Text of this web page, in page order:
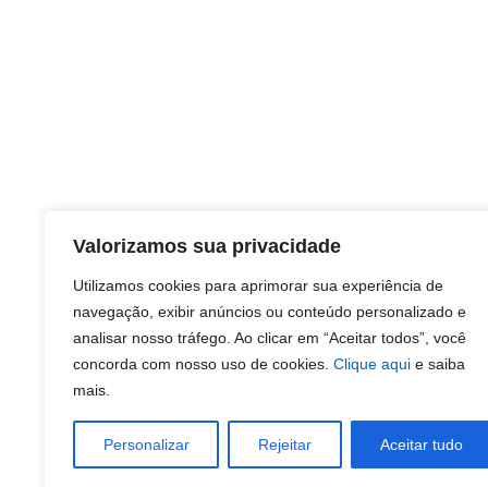
Valorizamos sua privacidade
Utilizamos cookies para aprimorar sua experiência de
navegação, exibir anúncios ou conteúdo personalizado e
analisar nosso tráfego. Ao clicar em “Aceitar todos”, você
concorda com nosso uso de cookies. Clique aqui e saiba
mais.
Personalizar Rejeitar Aceitar tudo